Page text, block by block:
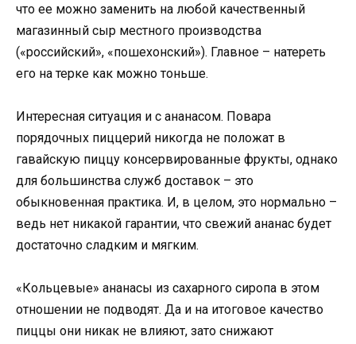
что ее можно заменить на любой качественный
магазинный сыр местного производства
(«российский», «пошехонский»). Главное – натереть
его на терке как можно тоньше.
Интересная ситуация и с ананасом. Повара
порядочных пиццерий никогда не положат в
гавайскую пиццу консервированные фрукты, однако
для большинства служб доставок – это
обыкновенная практика. И, в целом, это нормально –
ведь нет никакой гарантии, что свежий ананас будет
достаточно сладким и мягким.
«Кольцевые» ананасы из сахарного сиропа в этом
отношении не подводят. Да и на итоговое качество
пиццы они никак не влияют, зато снижают